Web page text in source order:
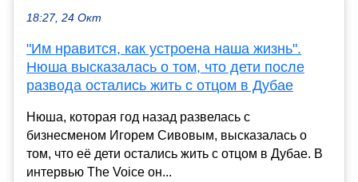
18:27, 24 Окт
"Им нравится, как устроена наша жизнь".
Нюша высказалась о том, что дети после
развода остались жить с отцом в Дубае
Нюша, которая год назад развелась с
бизнесменом Игорем Сивовым, высказалась о
том, что её дети остались жить с отцом в Дубае. В
интервью The Voice он...